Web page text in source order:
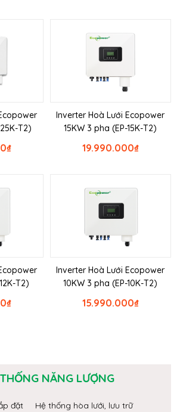
T2)
₫
Inverter Hoà Lưới Ecopower
15KW 3 pha (EP-15K-T2)
₫
19.990.000
T2)
₫
Inverter Hoà Lưới Ecopower
10KW 3 pha (EP-10K-T2)
₫
15.990.000
NĂNG LƯỢNG
đặt
Hệ thống hòa lưới, lưu trữ